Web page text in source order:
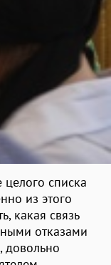
списка
из этого
какая связь
отказами
довольно